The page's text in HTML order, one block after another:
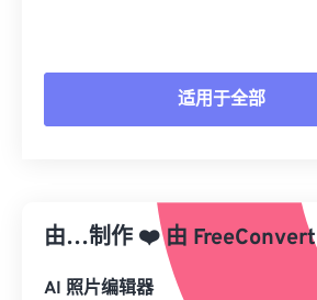
适用于全部
从预设应用
另存为预设
由…制作 ❤️由 FreeConvert
AI 照片编辑器